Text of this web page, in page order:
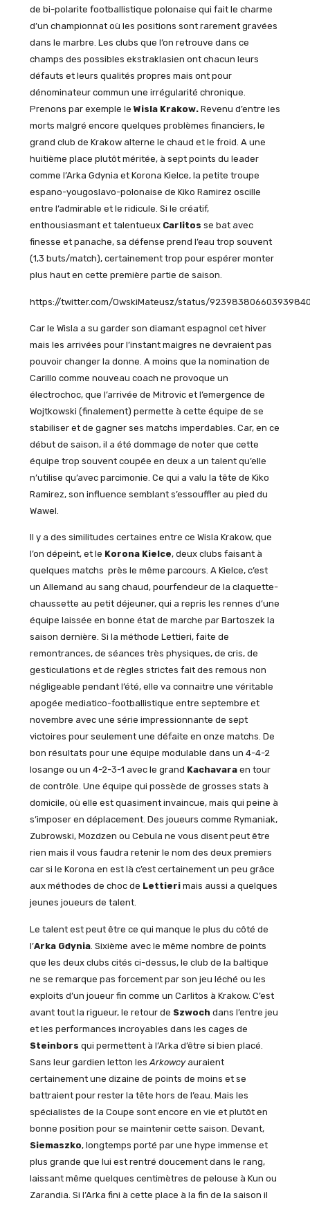
de bi-polarite footballistique polonaise qui fait le charme
d’un championnat où les positions sont rarement gravées
dans le marbre. Les clubs que l’on retrouve dans ce
champs des possibles ekstraklasien ont chacun leurs
défauts et leurs qualités propres mais ont pour
dénominateur commun une irrégularité chronique.
Prenons par exemple le Wisla Krakow.Revenu d’entre les
morts malgré encore quelques problèmes financiers, le
grand club de Krakow alterne le chaud et le froid. A une
huitième place plutôt méritée, à sept points du leader
comme l’Arka Gdynia et Korona Kielce, la petite troupe
espano-yougoslavo-polonaise de Kiko Ramirez oscille
entre l’admirable et le ridicule. Si le créatif,
enthousiasmant et talentueux Carlitos se bat avec
finesse et panache, sa défense prend l’eau trop souvent
(1,3 buts/match), certainement trop pour espérer monter
plus haut en cette première partie de saison.
https://twitter.com/OwskiMateusz/status/
Car le Wisla a su garder son diamant espagnol cet hiver
mais les arrivées pour l’instant maigres ne devraient pas
pouvoir changer la donne. A moins que la nomination de
Carillo comme nouveau coach ne provoque un
électrochoc, que l’arrivée de Mitrovic et l’emergence de
Wojtkowski (finalement) permette à cette équipe de se
stabiliser et de gagner ses matchs imperdables. Car, en ce
début de saison, il a été dommage de noter que cette
équipe trop souvent coupée en deux a un talent qu’elle
n’utilise qu’avec parcimonie. Ce qui a valu la tête de Kiko
Ramirez, son influence semblant s’essouffler au pied du
Wawel.
Il y a des similitudes certaines entre ce Wisla Krakow, que
l’on dépeint, et le Korona Kielce, deux clubs faisant à
quelques matchs près le même parcours. A Kielce, c’est
un Allemand au sang chaud, pourfendeur de la claquette-
chaussette au petit déjeuner, qui a repris les rennes d’une
équipe laissée en bonne état de marche par Bartoszek la
saison dernière. Si la méthode Lettieri, faite de
remontrances, de séances très physiques, de cris, de
gesticulations et de règles strictes fait des remous non
négligeable pendant l’été, elle va connaitre une véritable
apogée mediatico-footballistique entre septembre et
novembre avec une série impressionnante de sept
victoires pour seulement une défaite en onze matchs. De
bon résultats pour une équipe modulable dans un 4-4-2
losange ou un 4-2-3-1 avec le grand Kachavaraen tour
de contrôle. Une équipe qui possède de grosses stats à
domicile, où elle est quasiment invaincue, mais qui peine à
s’imposer en déplacement. Des joueurs comme Rymaniak,
Zubrowski, Mozdzen ou Cebula ne vous disent peut être
rien mais il vous faudra retenir le nom des deux premiers
car si le Korona en est là c’est certainement un peu grâce
aux méthodes de choc de Lettierimais aussi a quelques
jeunes joueurs de talent.
Le talent est peut être ce qui manque le plus du côté de
l’Arka Gdynia. Sixième avec le même nombre de points
que les deux clubs cités ci-dessus, le club de la baltique
ne se remarque pas forcement par son jeu léché ou les
exploits d’un joueur fin comme un Carlitos à Krakow. C’est
avant tout la rigueur, le retour de Szwoch dans l’entre jeu
et les performances incroyables dans les cages de
Steinbors qui permettent à l’Arka d’être si bien placé.
Sans leur gardien letton les Arkowcyauraient
certainement une dizaine de points de moins et se
battraient pour rester la tête hors de l’eau. Mais les
spécialistes de la Coupe sont encore en vie et plutôt en
bonne position pour se maintenir cette saison. Devant,
Siemaszko, longtemps porté par une hype immense et
plus grande que lui est rentré doucement dans le rang,
laissant même quelques centimètres de pelouse à Kun ou
Zarandia. Si l’Arka fini à cette place à la fin de la saison il